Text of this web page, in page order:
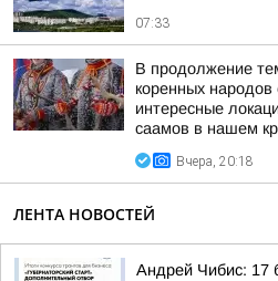
07:33
В продолжение
коренных
интересные
саамов в нашем
Вчера, 20:18
ЛЕНТА НОВОСТЕЙ
Андрей Чибис: 17